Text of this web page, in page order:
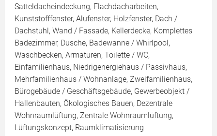
Satteldacheindeckung, Flachdacharbeiten,
Kunststofffenster, Alufenster, Holzfenster, Dach /
Dachstuhl, Wand / Fassade, Kellerdecke, Komplettes
Badezimmer, Dusche, Badewanne / Whirlpool,
Waschbecken, Armaturen, Toilette / WC,
Einfamilienhaus, Niedrigenergiehaus / Passivhaus,
Mehrfamilienhaus / Wohnanlage, Zweifamilienhaus,
Bürogebäude / Geschäftsgebäude, Gewerbeobjekt /
Hallenbauten, Ökologisches Bauen, Dezentrale
Wohnraumlüftung, Zentrale Wohnraumlüftung,
Lüftungskonzept, Raumklimatisierung